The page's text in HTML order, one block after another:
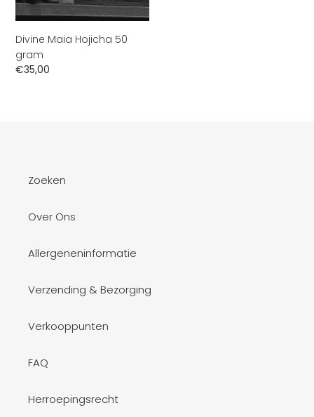
Divine Maia Hojicha 50
gram
Normale
€35,00
Zoeken
Over Ons
Allergeneninformatie
Verzending & Bezorging
Verkooppunten
FAQ
Herroepingsrecht